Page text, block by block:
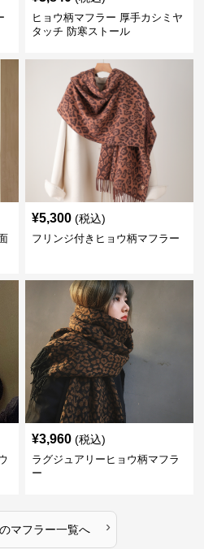
ヒョウ柄マフラー 厚手カシミヤ
タッチ 防寒ストール
¥5,300 (税込)
フリンジ付きヒョウ柄マフラー
¥3,960 (税込)
ラグジュアリーヒョウ柄マフラ
ー
のマフラー一覧へ ›